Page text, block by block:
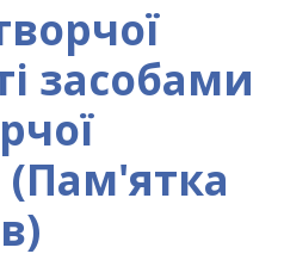
засобами
(Пам'ятка